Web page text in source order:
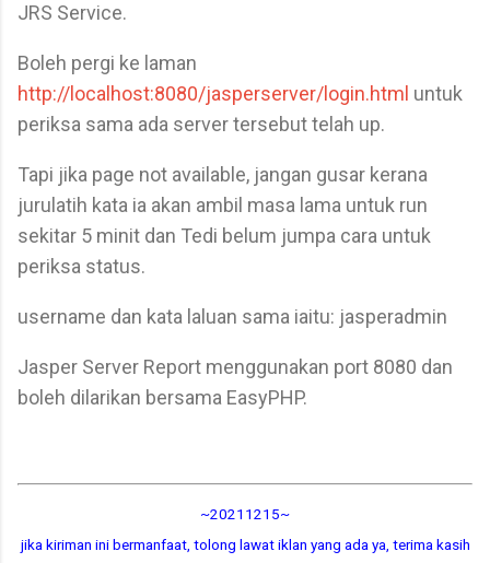
JRS Service.
Boleh pergi ke laman
http://localhost:8080/jasperserver/login.html untuk
periksa sama ada server tersebut telah up.
Tapi jika page not available, jangan gusar kerana
jurulatih kata ia akan ambil masa lama untuk run
sekitar 5 minit dan Tedi belum jumpa cara untuk
periksa status.
username dan kata laluan sama iaitu: jasperadmin
Jasper Server Report menggunakan port 8080 dan
boleh dilarikan bersama EasyPHP.
~20211215~
jika kiriman ini bermanfaat, tolong lawat iklan yang ada ya, terima kasih